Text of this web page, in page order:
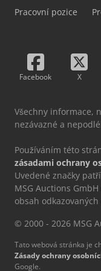
Pracovní pozice
Facebook X
Všechny informace,
nezávazné a
Používáním této
zásadami ochrany
Uvedené značky
MSG Auctions
obsah
© 2000 - 2026 MSG
Tato webová stránka je
Zásady ochrany
Google.